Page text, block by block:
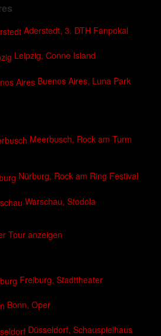
Aderstedt, 3. DTH Fanpokal
Leipzig, Conne Island
Buenos Aires, Luna Park
Meerbusch, Rock am Turm
Nürburg, Rock am Ring Festival
Warschau, Stodola
Tour anzeigen
Freiburg, Stadttheater
Bonn, Oper
Düsseldorf, Schauspielhaus